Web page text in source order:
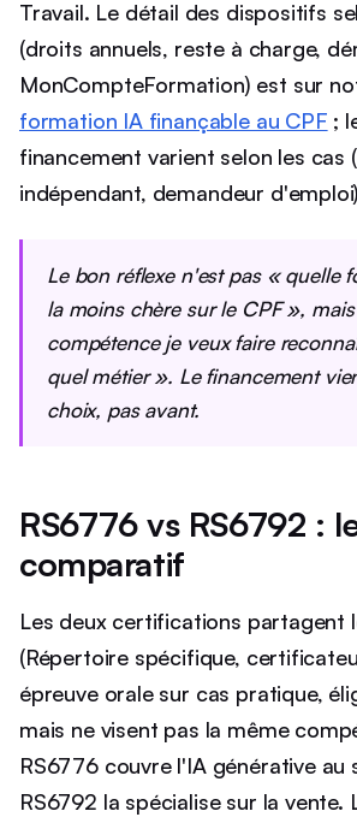
Travail. Le détail des dispositifs
(droits annuels, reste à charge,
MonCompteFormation) est sur
formation IA finançable au CPF ;
financement varient selon les cas
indépendant, demandeur
Le bon réflexe n'est pas « quelle
la moins chère sur le CPF »,
compétence je veux faire
quel métier ». Le financement
choix, pas avant.
RS6776 vs RS6792 :
comparatif
Les deux certifications partagent
(Répertoire spécifique,
épreuve orale sur cas pratique,
mais ne visent pas la même
RS6776 couvre l'IA générative au
RS6792 la spécialise sur la vente.